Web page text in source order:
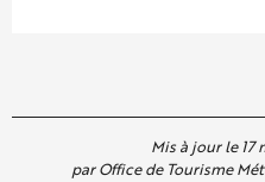
Mis à jour le 17
par Office de Tourisme